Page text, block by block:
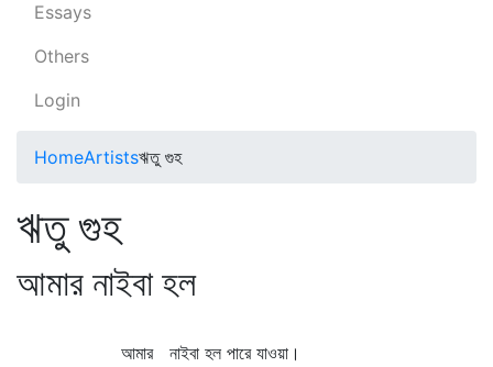
Essays
Others
Login
HomeArtistsঋতু গুহ
ঋতু গুহ
আমার নাইবা হল
আমার নাইবা হল পারে যাওয়া।